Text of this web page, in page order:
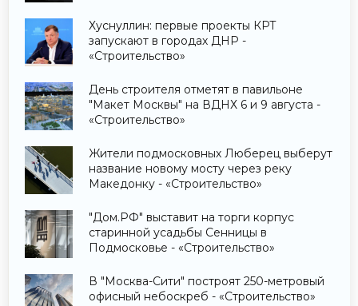
Хуснуллин: первые проекты КРТ
запускают в городах ДНР -
«Строительство»
День строителя отметят в павильоне
"Макет Москвы" на ВДНХ 6 и 9 августа -
«Строительство»
Жители подмосковных Люберец выберут
название новому мосту через реку
Македонку - «Строительство»
"Дом.РФ" выставит на торги корпус
старинной усадьбы Сенницы в
Подмосковье - «Строительство»
В "Москва-Сити" построят 250-метровый
офисный небоскреб - «Строительство»